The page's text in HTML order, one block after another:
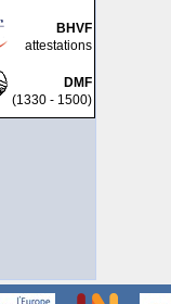
BHVF
attestations
DMF
(1330 - 1500)